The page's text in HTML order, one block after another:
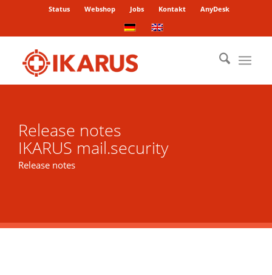
Status Webshop Jobs Kontakt AnyDesk
Release notes
IKARUS mail.security
Release notes